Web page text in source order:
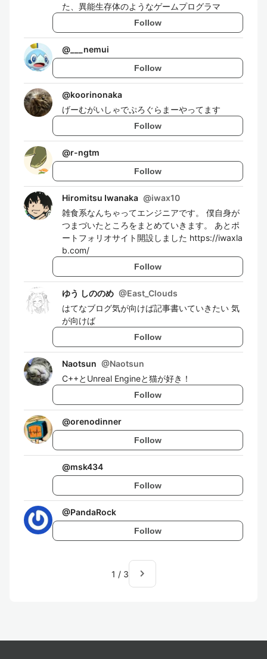
た、異能生存体のようなゲームプログラマ
Follow
@ ___nemui
Follow
@koorinonaka
げーむがいしゃでぷろぐらまーやってます
Follow
@r-ngtm
Follow
Hiromitsu Iwanaka @iwax10
雑食系なんちゃってエンジニアです。 僕自身が
つまづいたところをまとめていきます。 あとポ
ートフォリオサイト開設しました https://iwaxla
b.com/
Follow
ゆう しののめ @East_Clouds
はてなブログ気が向けば記事書いていきたい 気
が向けば
Follow
Naotsun @Naotsun
C++とUnreal Engineと猫が好き！
Follow
@orenodinner
Follow
@msk434
Follow
@PandaRock
Follow
1 / 3 navigate_next